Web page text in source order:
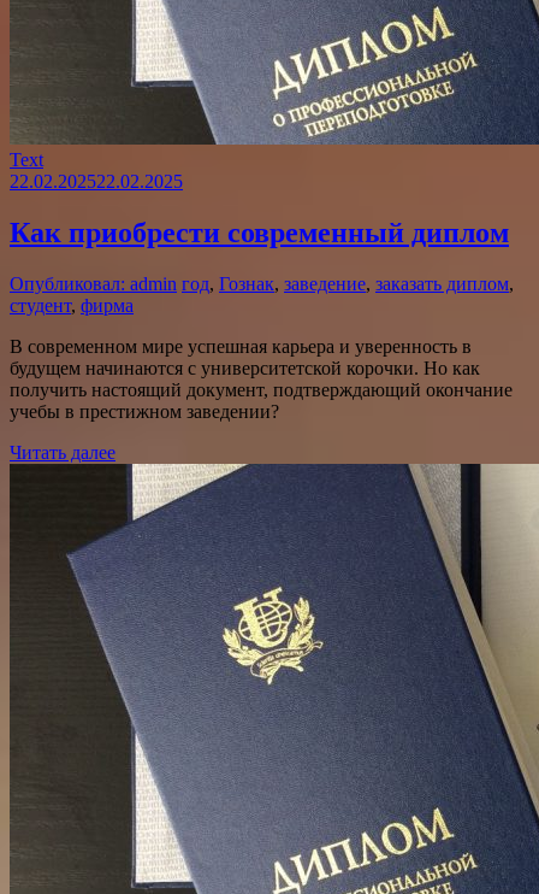
Text
22.02.202522.02.2025
Как приобрести современный диплом
Опубликовал: admin год, Гознак, заведение, заказать диплом,
студент, фирма
В современном мире успешная карьера и уверенность в
будущем начинаются с университетской корочки. Но как
получить настоящий документ, подтверждающий окончание
учебы в престижном заведении?
Читать далее